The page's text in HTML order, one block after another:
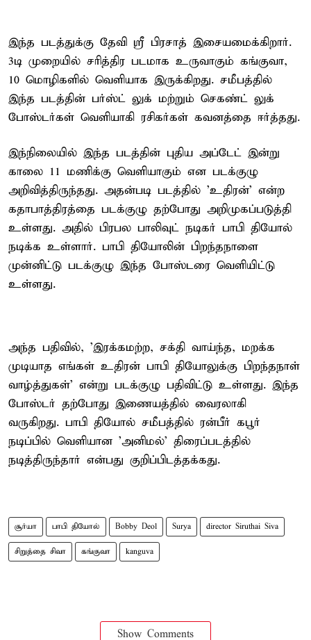
இந்த படத்துக்கு தேவி ஸ்ரீ பிரசாத் இசையமைக்கிறார்.
3டி முறையில் சரித்திர படமாக உருவாகும் கங்குவா,
10 மொழிகளில் வெளியாக இருக்கிறது. சமீபத்தில்
இந்த படத்தின் பர்ஸ்ட் லுக் மற்றும் செகண்ட் லுக்
போஸ்டர்கள் வெளியாகி ரசிகர்கள் கவனத்தை ஈர்த்தது.
இந்நிலையில் இந்த படத்தின் புதிய அப்டேட் இன்று
காலை 11 மணிக்கு வெளியாகும் என படக்குழு
அறிவித்திருந்தது. அதன்படி படத்தில் 'உதிரன்' என்ற
கதாபாத்திரத்தை படக்குழு தற்போது அறிமுகப்படுத்தி
உள்ளது. அதில் பிரபல பாலிவுட் நடிகர் பாபி தியோல்
நடிக்க உள்ளார். பாபி தியோலின் பிறந்தநாளை
முன்னிட்டு படக்குழு இந்த போஸ்டரை வெளியிட்டு
உள்ளது.
அந்த பதிவில், 'இரக்கமற்ற, சக்தி வாய்ந்த, மறக்க
முடியாத எங்கள் உதிரன் பாபி தியோலுக்கு பிறந்தநாள்
வாழ்த்துகள்' என்று படக்குழு பதிவிட்டு உள்ளது. இந்த
போஸ்டர் தற்போது இணையத்தில் வைரலாகி
வருகிறது. பாபி தியோல் சமீபத்தில் ரன்பீர் கபூர்
நடிப்பில் வெளியான 'அனிமல்' திரைப்படத்தில்
நடித்திருந்தார் என்பது குறிப்பிடத்தக்கது.
சூர்யா பாபி தியோல் Bobby Deol Surya director Siruthai Siva
சிறுத்தை சிவா கங்குவா kanguva
Show Comments